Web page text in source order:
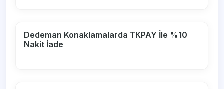
Dedeman Konaklamalarda TKPAY İle %10
Nakit İade